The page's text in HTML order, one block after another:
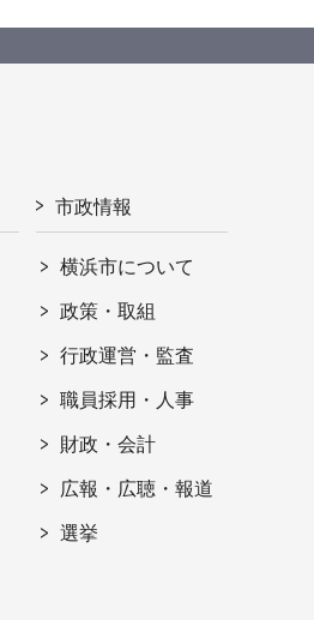
市政情報
横浜市について
政策・取組
行政運営・監査
職員採用・人事
財政・会計
広報・広聴・報道
選挙